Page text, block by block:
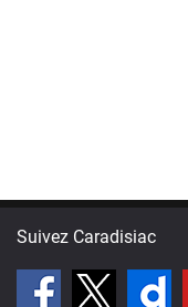
Suivez Caradisiac